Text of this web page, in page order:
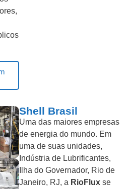
Shell Brasil
Uma das maiores empresas
de energia do mundo. Em
uma de suas unidades,
Indústria de Lubrificantes,
Ilha do Governador, Rio de
Janeiro, RJ, a RioFlux se